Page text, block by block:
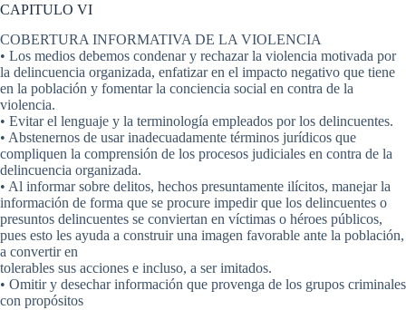
CAPITULO VI
COBERTURA INFORMATIVA DE LA VIOLENCIA
• Los medios debemos condenar y rechazar la violencia motivada por
la delincuencia organizada, enfatizar en el impacto negativo que tiene
en la población y fomentar la conciencia social en contra de la
violencia.
• Evitar el lenguaje y la terminología empleados por los delincuentes.
• Abstenernos de usar inadecuadamente términos jurídicos que
compliquen la comprensión de los procesos judiciales en contra de la
delincuencia organizada.
• Al informar sobre delitos, hechos presuntamente ilícitos, manejar la
información de forma que se procure impedir que los delincuentes o
presuntos delincuentes se conviertan en víctimas o héroes públicos,
pues esto les ayuda a construir una imagen favorable ante la población,
a convertir en
tolerables sus acciones e incluso, a ser imitados.
• Omitir y desechar información que provenga de los grupos criminales
con propósitos